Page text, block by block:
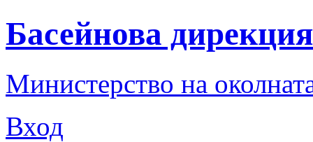
Басейнова
Министерство на
Вход